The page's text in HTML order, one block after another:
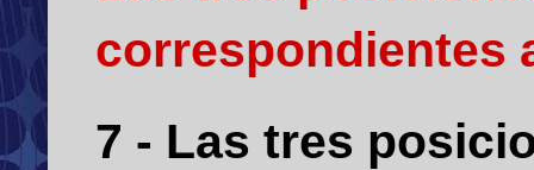
correspondientes
7 - Las tres